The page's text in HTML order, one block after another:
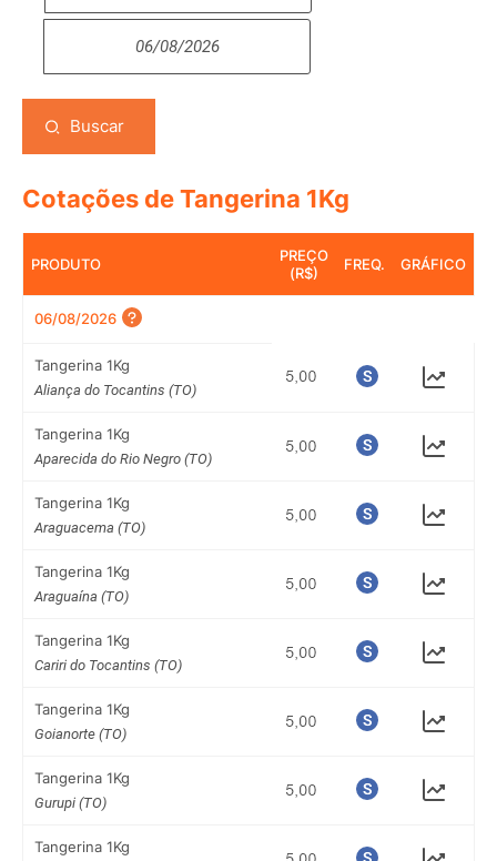
Buscar
Cotações de Tangerina 1Kg
PRODUTO
PREÇO
(R$)
FREQ. GRÁFICO
06/08/2026
Tangerina 1Kg
Aliança do Tocantins (TO)
Tangerina 1Kg
Aparecida do Rio Negro (TO)
Tangerina 1Kg
Araguacema (TO)
Tangerina 1Kg
Araguaína (TO)
Tangerina 1Kg
Cariri do Tocantins (TO)
Tangerina 1Kg
Goianorte (TO)
Tangerina 1Kg
Gurupi (TO)
Tangerina 1Kg